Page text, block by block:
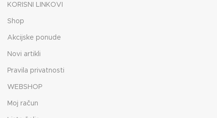
KORISNI LINKOVI
Shop
Akcijske ponude
Novi artikli
Pravila privatnosti
WEBSHOP
Moj račun